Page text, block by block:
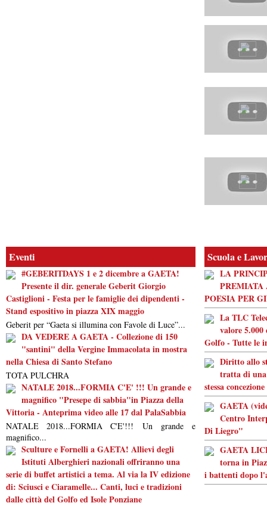
Eventi
#GEBERITDAYS 1 e 2 dicembre a GAETA!
Presente il dir. generale Geberit Giorgio
Castiglioni - Festa per le famiglie dei dipendenti -
Stand espositivo in piazza XIX maggio
Geberit per “Gaeta si illumina con Favole di Luce”...
DA VEDERE A GAETA - Collezione di 150
"santini" della Vergine Immacolata in mostra
nella Chiesa di Santo Stefano
TOTA PULCHRA
NATALE 2018...FORMIA C'E' !!! Un grande e
magnifico "Presepe di sabbia"in Piazza della
Vittoria - Anteprima video alle 17 dal PalaSabbia
NATALE 2018...FORMIA C'E'!!! Un grande e
magnifico...
Sculture e Fornelli a GAETA! Allievi degli
Istituti Alberghieri nazionali offriranno una
serie di buffet artistici a tema. Al via la IV edizione
di: Sciusci e Ciaramelle... Canti, luci e tradizioni
dalle città del Golfo ed Isole Ponziane
Scuola e
LA
POESIA PER
La TLC
valore
Golfo - Tutte le
Diritto allo
tratta di
stessa
GAETA
Centro
Di Liegro"
GAETA
torna in
i battenti dopo